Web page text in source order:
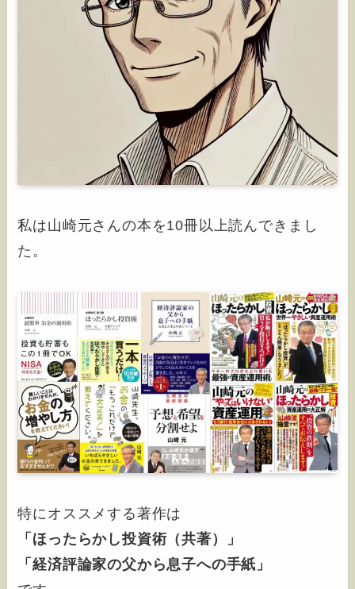
私は山崎元さんの本を10冊以上読んできまし
た。
特にオススメする著作は
「ほったらかし投資術（共著）」
「経済評論家の父から息子への手紙」